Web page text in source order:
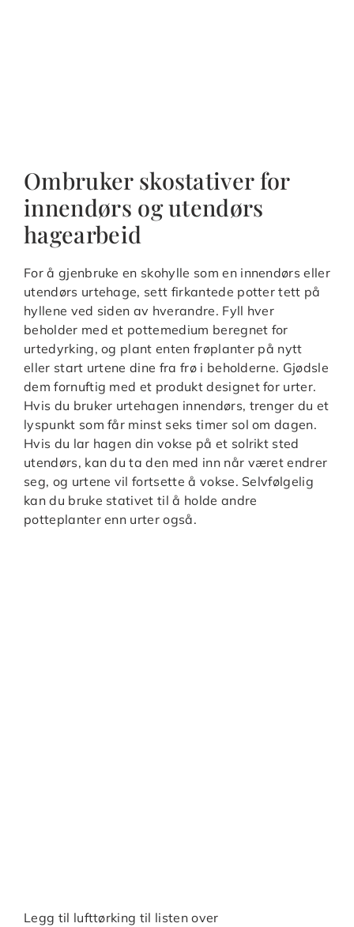
Ombruker skostativer for
innendørs og utendørs
hagearbeid
For å gjenbruke en skohylle som en innendørs eller
utendørs urtehage, sett firkantede potter tett på
hyllene ved siden av hverandre. Fyll hver
beholder med et pottemedium beregnet for
urtedyrking, og plant enten frøplanter på nytt
eller start urtene dine fra frø i beholderne. Gjødsle
dem fornuftig med et produkt designet for urter.
Hvis du bruker urtehagen innendørs, trenger du et
lyspunkt som får minst seks timer sol om dagen.
Hvis du lar hagen din vokse på et solrikt sted
utendørs, kan du ta den med inn når været endrer
seg, og urtene vil fortsette å vokse. Selvfølgelig
kan du bruke stativet til å holde andre
potteplanter enn urter også.
Legg til lufttørking til listen over